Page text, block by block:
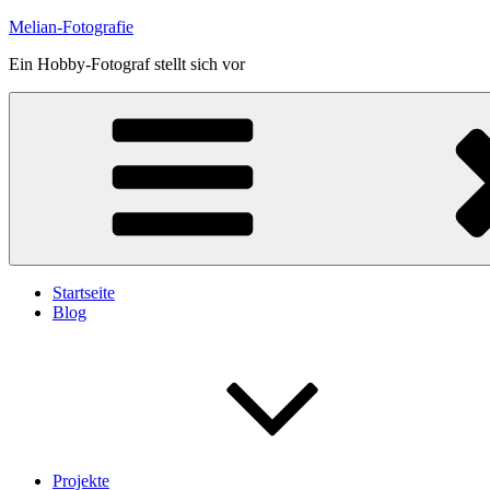
Skip
content
Melian-Fotografie
Ein Hobby-Fotograf stellt sich vor
Startseite
Blog
Projekte